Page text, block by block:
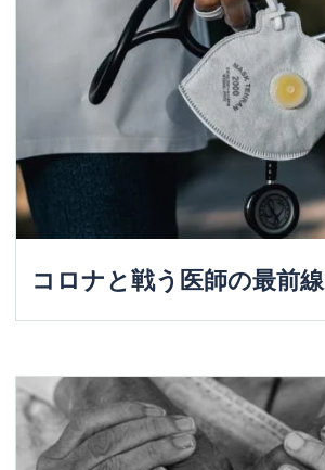
コロナと戦う医師の最前線